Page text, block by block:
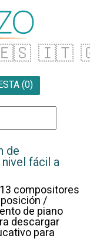
🇮🇹
(0)
de
fácil a
compositores
/
de piano
descargar
para